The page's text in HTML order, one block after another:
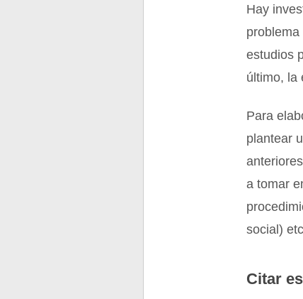
Hay
estudios
último, la
Para
plantear
a tomar
social)
Citar